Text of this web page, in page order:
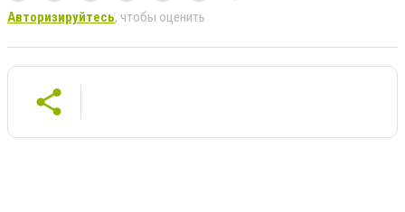
Авторизируйтесь, чтобы оценить